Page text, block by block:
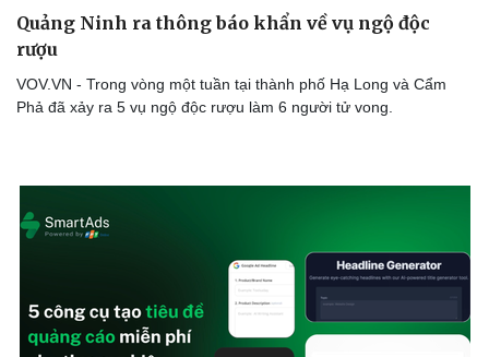
Quảng Ninh ra thông báo khẩn về vụ ngộ độc
rượu
VOV.VN - Trong vòng một tuần tại thành phố Hạ Long và Cẩm
Phả đã xảy ra 5 vụ ngộ độc rượu làm 6 người tử vong.